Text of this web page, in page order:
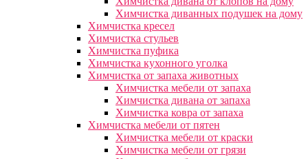
Химчистка диванных подушек на дому
Химчистка кресел
Химчистка стульев
Химчистка пуфика
Химчистка кухонного уголка
Химчистка от запаха животных
Химчистка мебели от запаха
Химчистка дивана от запаха
Химчистка ковра от запаха
Химчистка мебели от пятен
Химчистка мебели от краски
Химчистка мебели от грязи